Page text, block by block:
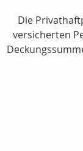
Die
versicherten